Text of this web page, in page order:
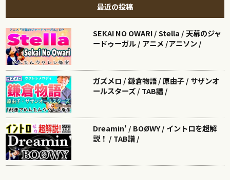
最近の投稿
SEKAI NO OWARI / Stella / 天幕のジャ
ードゥーガル / アニメ /アニソン /
ガズメロ / 鎌倉物語 / 原由子 / サザンオ
ールスターズ / TAB譜 /
Dreamin' / BOØWY / イントロを超解
説！ / TAB譜 /